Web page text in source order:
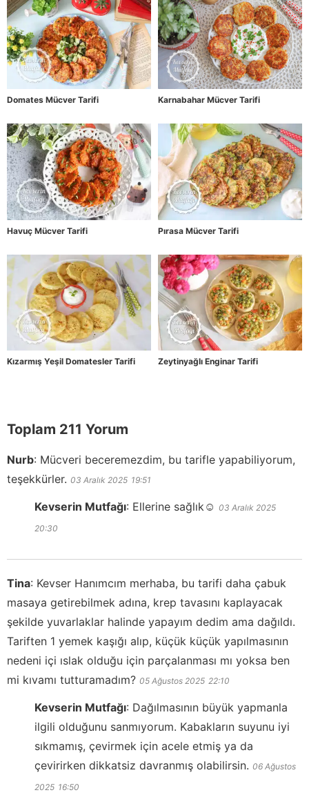
Domates Mücver Tarifi Karnabahar Mücver Tarifi
Havuç Mücver Tarifi Pırasa Mücver Tarifi
Kızarmış Yeşil Domatesler Tarifi Zeytinyağlı Enginar Tarifi
Toplam 211 Yorum
Nurb: Mücveri beceremezdim, bu tarifle yapabiliyorum,
teşekkürler. 03 Aralık 2025 19:51
Kevserin Mutfağı: Ellerine sağlık☺️ 03 Aralık 2025
20:30
Tina: Kevser Hanımcım merhaba, bu tarifi daha çabuk
masaya getirebilmek adına, krep tavasını kaplayacak
şekilde yuvarlaklar halinde yapayım dedim ama dağıldı.
Tariften 1 yemek kaşığı alıp, küçük küçük yapılmasının
nedeni içi ıslak olduğu için parçalanması mı yoksa ben
mi kıvamı tutturamadım? 05 Ağustos 2025 22:10
Kevserin Mutfağı: Dağılmasının büyük yapmanla
ilgili olduğunu sanmıyorum. Kabakların suyunu iyi
sıkmamış, çevirmek için acele etmiş ya da
çevirirken dikkatsiz davranmış olabilirsin. 06 Ağustos
2025 16:50